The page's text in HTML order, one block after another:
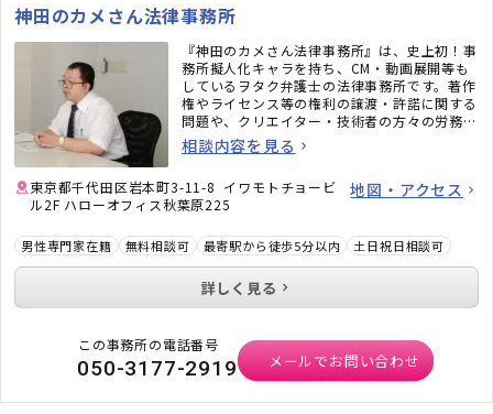
神田のカメさん法律事務所
『神田のカメさん法律事務所』は、史上初！事
務所擬人化キャラを持ち、CM・動画展開等も
しているヲタク弁護士の法律事務所です。著作
権やライセンス等の権利の譲渡・許諾に関する
問題や、クリエイター・技術者の方々の労務問
題にも力を入れています。また、相続問題、遺
言書作成、戦略的離婚サービスなどもご好評い
相談内容を見る
東京都千代田区岩本町3-11-8 イワモトチョービ
ル2F ハローオフィス秋葉原225
地図・アクセス
男性専門家在籍 無料相談可 最寄駅から徒歩5分以内 土日祝日相談可
詳しく見る
この事務所の電話番号
050-3177-2919 メールでお問い合わせ